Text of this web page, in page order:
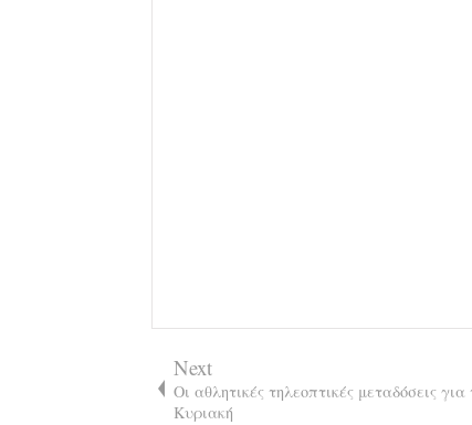
Next
Οι αθλητικές τηλεοπτικές μεταδόσεις για
Κυριακή